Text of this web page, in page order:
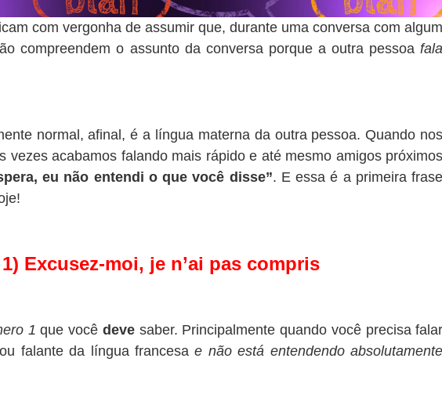
com vergonha de assumir que, durante uma conversa com algum
compreendem o assunto da conversa porque a outra pessoa fala
normal, afinal, é a língua materna da outra pessoa. Quando nos
vezes acabamos falando mais rápido e até mesmo amigos próximos
eu não entendi o que você disse”. E essa é a primeira frase
1) Excusez-moi, je n’ai pas compris
1 que você devesaber. Principalmente quando você precisa falar
falante da língua francesa e não está entendendo absolutamente